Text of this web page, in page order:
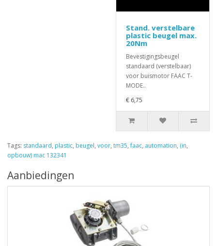
Stand. verstelbare
plastic beugel max.
20Nm
Bevestigingsbeugel
standaard (verstelbaar)
voor buismotor FAAC T-
MODE..
€ 6,75
Tags: standaard, plastic, beugel, voor, tm35,faac, automation, (in,
opbouw) mac 132341
Aanbiedingen